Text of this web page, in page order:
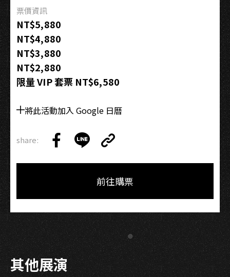
票價資訊
NT$5,880
NT$4,880
NT$3,880
NT$2,880
限量 VIP 套票 NT$6,580
將此活動加入 Google 日曆
share:
on
on
Link
Copy
前往購票
其他展演